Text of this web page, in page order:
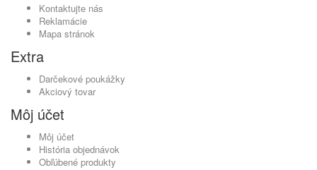
Kontaktujte nás
Reklamácie
Mapa stránok
Extra
Darčekové poukážky
Akciový tovar
Môj účet
Môj účet
História objednávok
Obľúbené produkty